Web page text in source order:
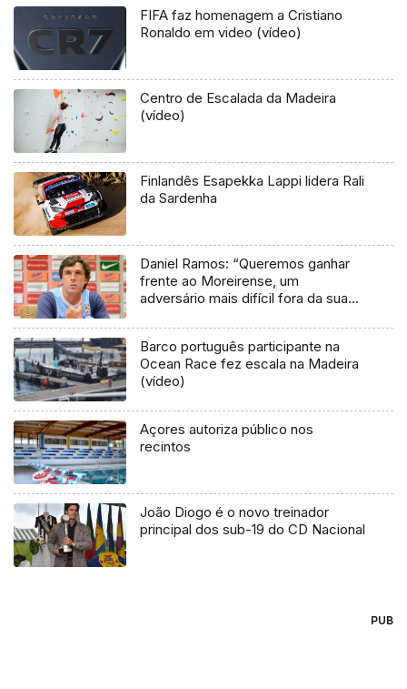
FIFA faz homenagem a Cristiano
Ronaldo em video (vídeo)
Centro de Escalada da Madeira
(vídeo)
Finlandês Esapekka Lappi lidera Rali
da Sardenha
Daniel Ramos: “Queremos ganhar
frente ao Moreirense, um
adversário mais difícil fora da sua
Barco português participante na
Ocean Race fez escala na Madeira
(vídeo)
Açores autoriza público nos
recintos
João Diogo é o novo treinador
principal dos sub-19 do CD Nacional
PUB